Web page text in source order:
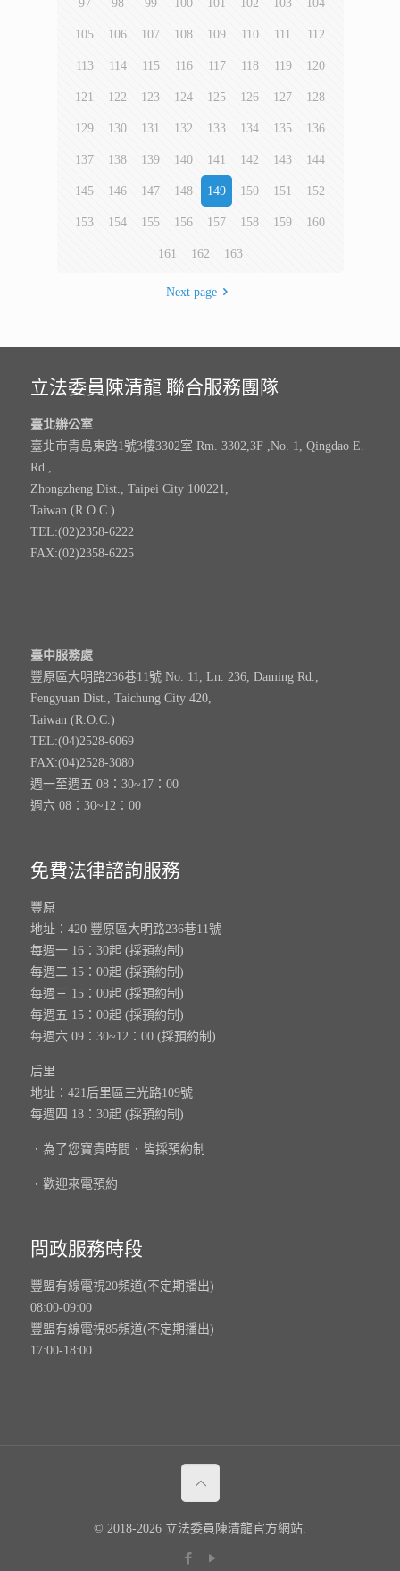
97 98 99 100 101 102 103 104
105 106 107 108 109 110 111 112
113 114 115 116 117 118 119 120
121 122 123 124 125 126 127 128
129 130 131 132 133 134 135 136
137 138 139 140 141 142 143 144
145 146 147 148 149 150 151 152
153 154 155 156 157 158 159 160
161 162 163
Next page
立法委員陳清龍 聯合服務團隊
臺北辦公室
臺北市青島東路1號3樓3302室 Rm. 3302,3F ,No. 1, Qingdao E.
Rd.,
Zhongzheng Dist., Taipei City 100221,
Taiwan (R.O.C.)
TEL:(02)2358-6222
FAX:(02)2358-6225
臺中服務處
豐原區大明路236巷11號 No. 11, Ln. 236, Daming Rd.,
Fengyuan Dist., Taichung City 420,
Taiwan (R.O.C.)
TEL:(04)2528-6069
FAX:(04)2528-3080
週一至週五 08：30~17：00
週六 08：30~12：00
免費法律諮詢服務
豐原
地址：420 豐原區大明路236巷11號
每週一 16：30起 (採預約制)
每週二 15：00起 (採預約制)
每週三 15：00起 (採預約制)
每週五 15：00起 (採預約制)
每週六 09：30~12：00 (採預約制)
后里
地址：421后里區三光路109號
每週四 18：30起 (採預約制)
．為了您寶貴時間．皆採預約制
．歡迎來電預約
問政服務時段
豐盟有線電視20頻道(不定期播出)
08:00-09:00
豐盟有線電視85頻道(不定期播出)
17:00-18:00
© 2018-2026 立法委員陳清龍官方網站.